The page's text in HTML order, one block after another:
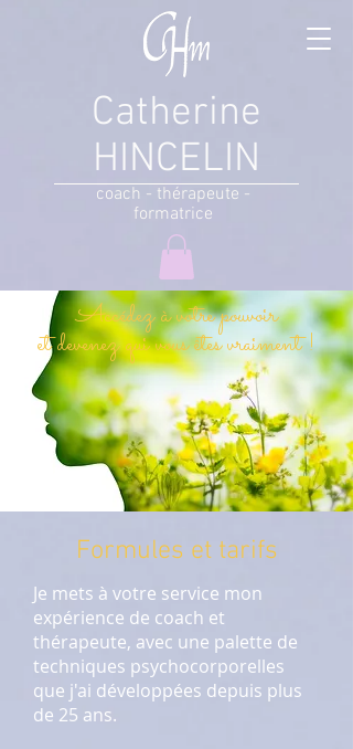
Catherine
HINCELIN
coach - thérapeute -
formatrice
Accédez à votre pouvoir
et devenez qui vous êtes vraiment !
Formules et tarifs
Je mets à votre service mon
expérience de coach et
thérapeute, avec une palette de
techniques psychocorporelles
que j'ai développées depuis plus
de 25 ans.